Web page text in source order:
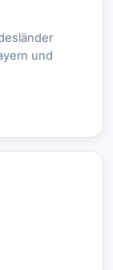
und